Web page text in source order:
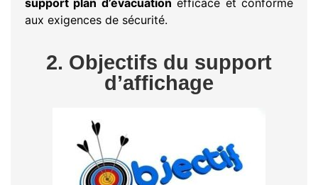
aux exigences de sécurité.
2. Objectifs du support
d’affichage